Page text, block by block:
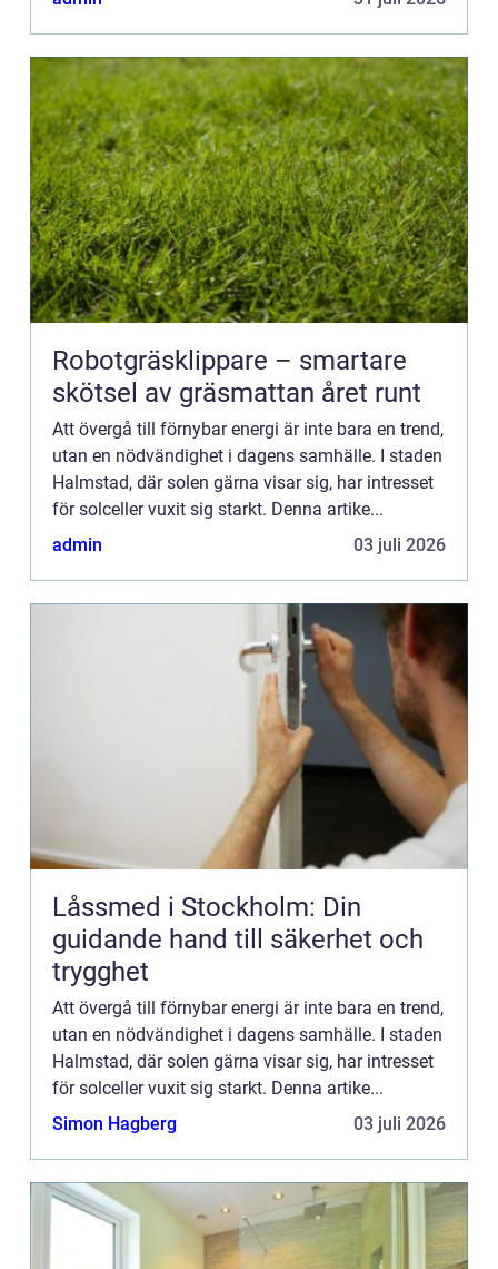
Robotgräsklippare – smartare
skötsel av gräsmattan året runt
Att övergå till förnybar energi är inte bara en trend,
utan en nödvändighet i dagens samhälle. I staden
Halmstad, där solen gärna visar sig, har intresset
för solceller vuxit sig starkt. Denna artike...
admin
03 juli 2026
Låssmed i Stockholm: Din
guidande hand till säkerhet och
trygghet
Att övergå till förnybar energi är inte bara en trend,
utan en nödvändighet i dagens samhälle. I staden
Halmstad, där solen gärna visar sig, har intresset
för solceller vuxit sig starkt. Denna artike...
Simon Hagberg
03 juli 2026